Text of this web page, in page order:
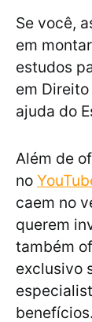
Se você,
em
estudos
em
ajuda do
Além de
no
caem no
querem
também
exclusivo